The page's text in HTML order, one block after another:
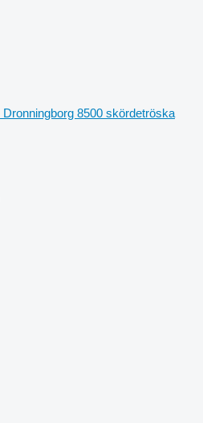
Dronningborg 8500 skördetröska